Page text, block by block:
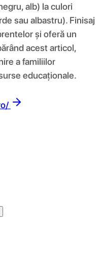
alb) la culori
sau albastru). Finisaj
și oferă un
acest articol,
a familiilor
educaționale.